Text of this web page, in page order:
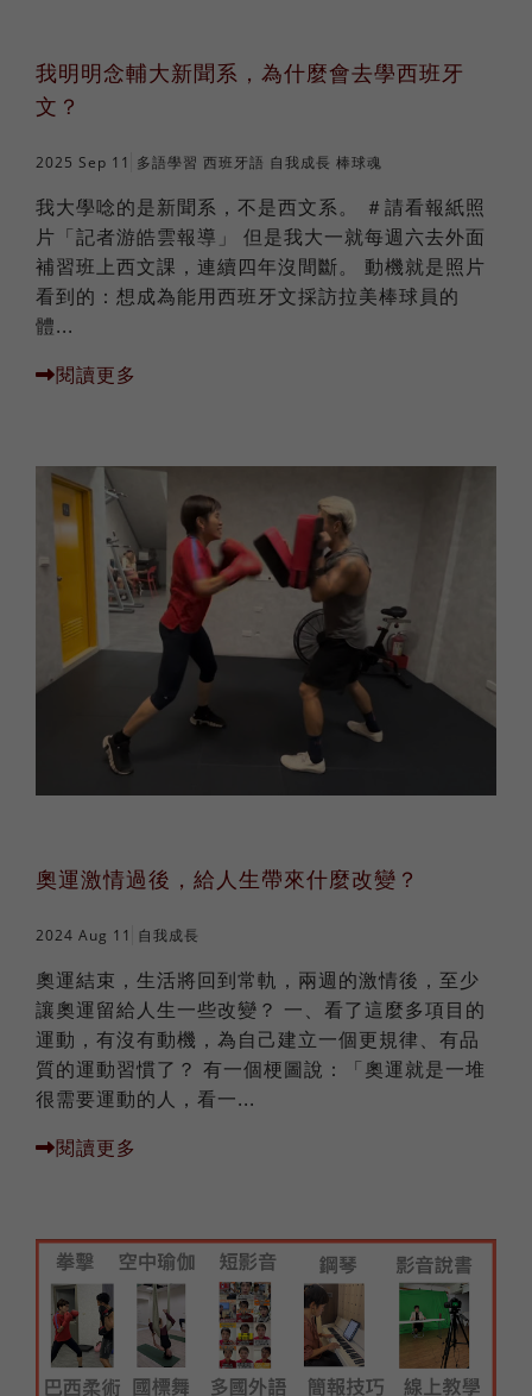
我明明念輔大新聞系，為什麼會去學西班牙
文？
2025 Sep 11 多語學習 西班牙語 自我成長 棒球魂
我大學唸的是新聞系，不是西文系。 ＃請看報紙照
片「記者游皓雲報導」 但是我大一就每週六去外面
補習班上西文課，連續四年沒間斷。 動機就是照片
看到的：想成為能用西班牙文採訪拉美棒球員的
體...
閱讀更多
奧運激情過後，給人生帶來什麼改變？
2024 Aug 11 自我成長
奧運結束，生活將回到常軌，兩週的激情後，至少
讓奧運留給人生一些改變？ 一、看了這麼多項目的
運動，有沒有動機，為自己建立一個更規律、有品
質的運動習慣了？ 有一個梗圖說：「奧運就是一堆
很需要運動的人，看一...
閱讀更多